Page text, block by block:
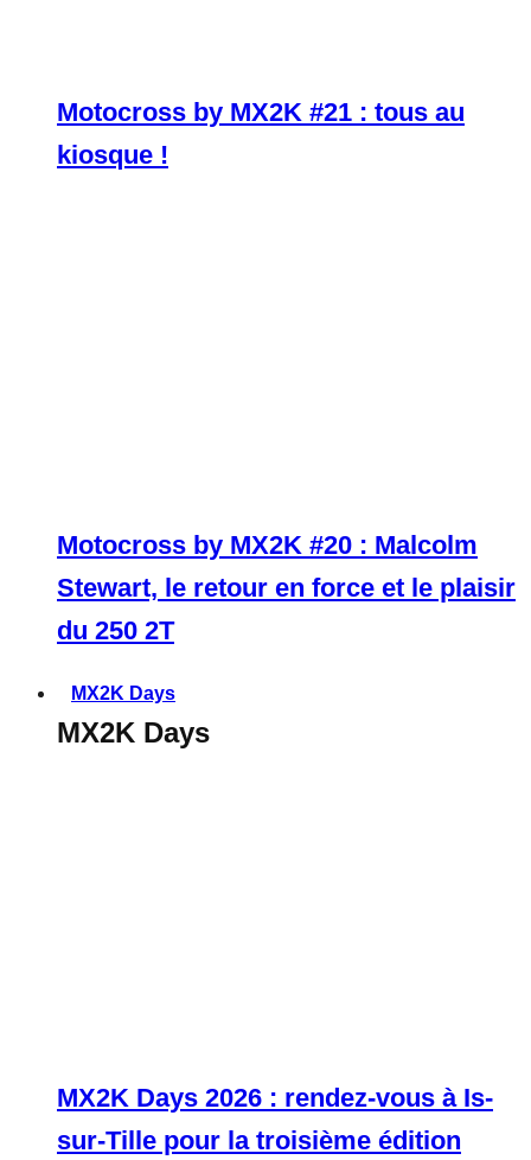
Motocross by MX2K #21 : tous au
kiosque !
Motocross by MX2K #20 : Malcolm
Stewart, le retour en force et le plaisir
du 250 2T
MX2K Days
MX2K Days
MX2K Days 2026 : rendez-vous à Is-
sur-Tille pour la troisième édition